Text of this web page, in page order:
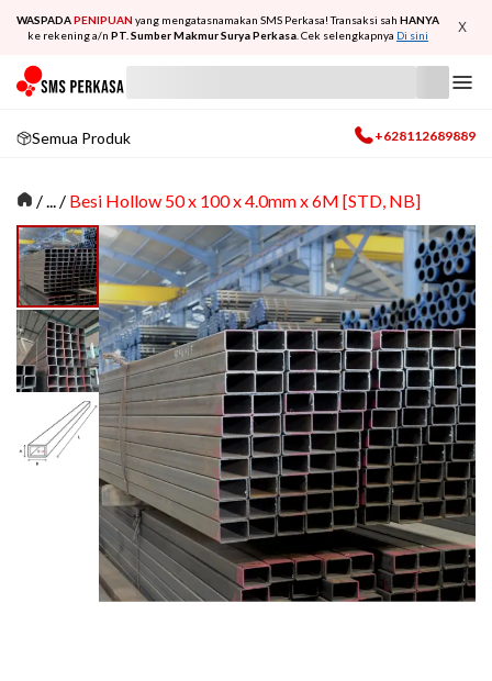
WASPADAPENIPUAN yang mengatasnamakan SMS Perkasa! Transaksi sah HANYA
ke rekening a/n PT. Sumber Makmur Surya Perkasa . Cek selengkapnya Di sini X
Semua Produk +628112689889
/... / Besi Hollow 50 x 100 x 4.0mm x 6M [STD, NB]